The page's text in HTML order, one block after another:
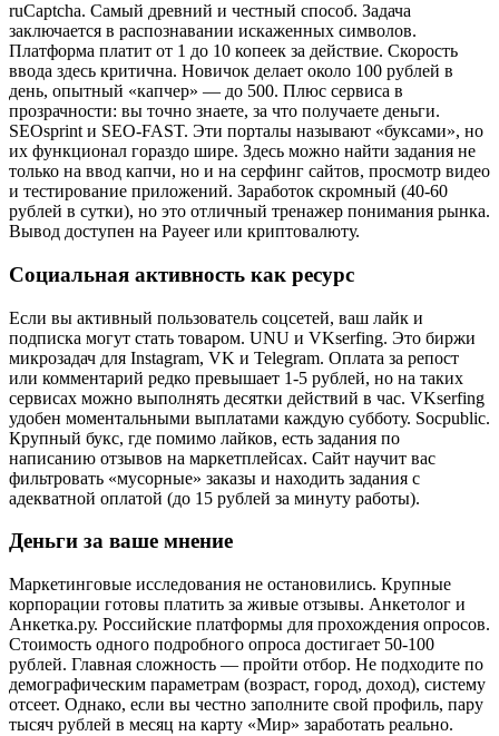
ruCaptcha. Самый древний и честный способ. Задача
заключается в распознавании искаженных символов.
Платформа платит от 1 до 10 копеек за действие. Скорость
ввода здесь критична. Новичок делает около 100 рублей в
день, опытный «капчер» — до 500. Плюс сервиса в
прозрачности: вы точно знаете, за что получаете деньги.
SEOsprint и SEO-FAST. Эти порталы называют «буксами», но
их функционал гораздо шире. Здесь можно найти задания не
только на ввод капчи, но и на серфинг сайтов, просмотр видео
и тестирование приложений. Заработок скромный (40-60
рублей в сутки), но это отличный тренажер понимания рынка.
Вывод доступен на Payeer или криптовалюту.
Социальная активность как ресурс
Если вы активный пользователь соцсетей, ваш лайк и
подписка могут стать товаром. UNU и VKserfing. Это биржи
микрозадач для Instagram, VK и Telegram. Оплата за репост
или комментарий редко превышает 1-5 рублей, но на таких
сервисах можно выполнять десятки действий в час. VKserfing
удобен моментальными выплатами каждую субботу. Socpublic.
Крупный букс, где помимо лайков, есть задания по
написанию отзывов на маркетплейсах. Сайт научит вас
фильтровать «мусорные» заказы и находить задания с
адекватной оплатой (до 15 рублей за минуту работы).
Деньги за ваше мнение
Маркетинговые исследования не остановились. Крупные
корпорации готовы платить за живые отзывы. Анкетолог и
Анкетка.ру. Российские платформы для прохождения опросов.
Стоимость одного подробного опроса достигает 50-100
рублей. Главная сложность — пройти отбор. Не подходите по
демографическим параметрам (возраст, город, доход), систему
отсеет. Однако, если вы честно заполните свой профиль, пару
тысяч рублей в месяц на карту «Мир» заработать реально.